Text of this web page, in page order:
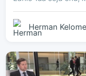
Herman